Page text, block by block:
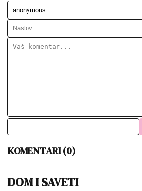
KOMENTARI (0)
DOM I SAVETI